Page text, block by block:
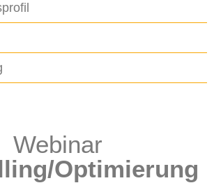
Webinar
Optimierung